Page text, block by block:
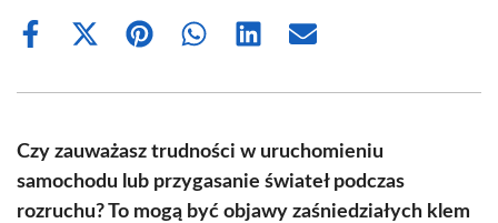
Share
Share
(Twitter)
Share Share Share Share
Czy zauważasz trudności w uruchomieniu
samochodu lub przygasanie świateł podczas
rozruchu? To mogą być objawy zaśniedziałych klem